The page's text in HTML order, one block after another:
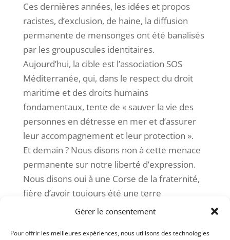
Gérer le consentement
Pour offrir les meilleures expériences, nous utilisons des technologies
Ces dernières années, les idées et propos
racistes, d’exclusion, de haine, la diffusion
permanente de mensonges ont été banalisés
par les groupuscules identitaires.
Aujourd’hui, la cible est l’association SOS
Méditerranée, qui, dans le respect du droit
maritime et des droits humains
fondamentaux, tente de « sauver la vie des
personnes en détresse en mer et d’assurer
leur accompagnement et leur protection ».
Et demain ? Nous disons non à cette menace
permanente sur notre liberté d’expression.
Nous disons oui à une Corse de la fraternité,
fière d’avoir toujours été une terre
d’immigration, fière de ses valeurs d’accueil,
Ecologia sulidaria apporte son soutien total à